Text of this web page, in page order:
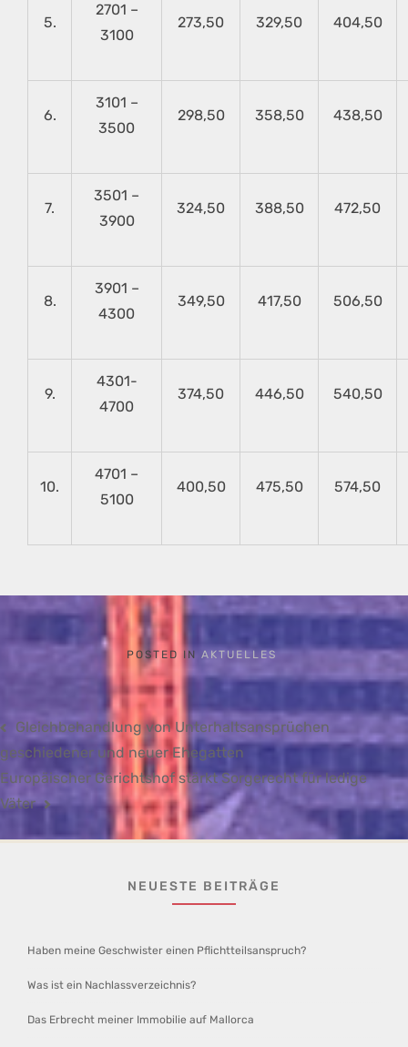
5.
2701 –
3100
273,50 329,50 404,50
6.
3101 –
3500
298,50 358,50 438,50
7.
3501 –
3900
324,50 388,50 472,50
8.
3901 –
4300
349,50 417,50 506,50
9.
4301-
4700
374,50 446,50 540,50
10.
4701 –
5100
400,50 475,50 574,50
POSTED IN AKTUELLES
Beitragsnavigation
Gleichbehandlung von Unterhaltsansprüchen
geschiedener und neuer Ehegatten
Europäischer Gerichtshof stärkt Sorgerecht für ledige
Väter
NEUESTE BEITRÄGE
Haben meine Geschwister einen Pflichtteilsanspruch?
Was ist ein Nachlassverzeichnis?
Das Erbrecht meiner Immobilie auf Mallorca